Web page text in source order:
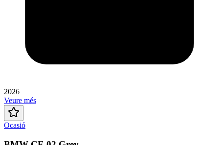
2026
Veure més
Ocasió